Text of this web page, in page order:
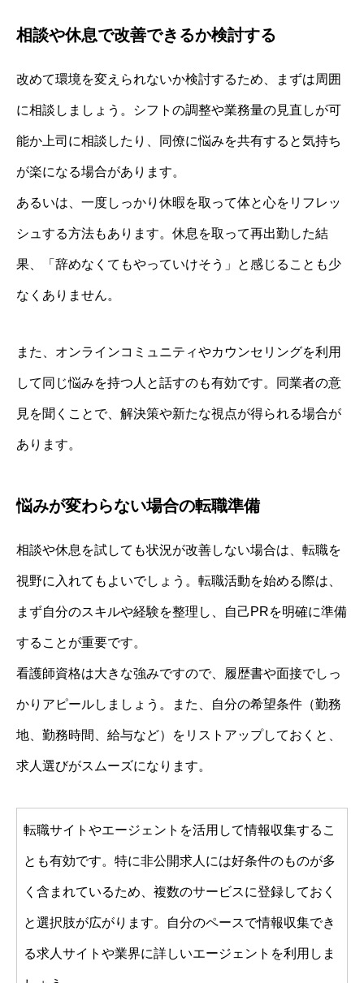
相談や休息で改善できるか検討する
改めて環境を変えられないか検討するため、まずは周囲
に相談しましょう。シフトの調整や業務量の見直しが可
能か上司に相談したり、同僚に悩みを共有すると気持ち
が楽になる場合があります。
あるいは、一度しっかり休暇を取って体と心をリフレッ
シュする方法もあります。休息を取って再出勤した結
果、「辞めなくてもやっていけそう」と感じることも少
なくありません。
また、オンラインコミュニティやカウンセリングを利用
して同じ悩みを持つ人と話すのも有効です。同業者の意
見を聞くことで、解決策や新たな視点が得られる場合が
あります。
悩みが変わらない場合の転職準備
相談や休息を試しても状況が改善しない場合は、転職を
視野に入れてもよいでしょう。転職活動を始める際は、
まず自分のスキルや経験を整理し、自己PRを明確に準備
することが重要です。
看護師資格は大きな強みですので、履歴書や面接でしっ
かりアピールしましょう。また、自分の希望条件（勤務
地、勤務時間、給与など）をリストアップしておくと、
求人選びがスムーズになります。
転職サイトやエージェントを活用して情報収集するこ
とも有効です。特に非公開求人には好条件のものが多
く含まれているため、複数のサービスに登録しておく
と選択肢が広がります。自分のペースで情報収集でき
る求人サイトや業界に詳しいエージェントを利用しま